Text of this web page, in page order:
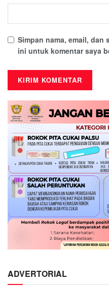
Simpan nama, email, dan
ini untuk komentar saya
ADVERTORIAL